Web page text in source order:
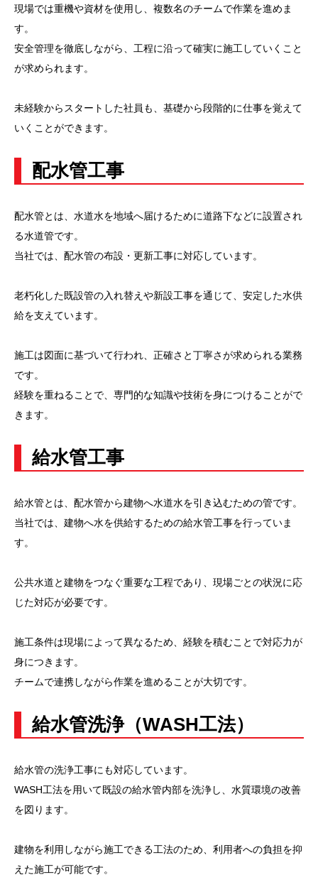
現場では重機や資材を使用し、複数名のチームで作業を進めま
す。
安全管理を徹底しながら、工程に沿って確実に施工していくこと
が求められます。
未経験からスタートした社員も、基礎から段階的に仕事を覚えて
いくことができます。
配水管工事
配水管とは、水道水を地域へ届けるために道路下などに設置され
る水道管です。
当社では、配水管の布設・更新工事に対応しています。
老朽化した既設管の入れ替えや新設工事を通じて、安定した水供
給を支えています。
施工は図面に基づいて行われ、正確さと丁寧さが求められる業務
です。
経験を重ねることで、専門的な知識や技術を身につけることがで
きます。
給水管工事
給水管とは、配水管から建物へ水道水を引き込むための管です。
当社では、建物へ水を供給するための給水管工事を行っていま
す。
公共水道と建物をつなぐ重要な工程であり、現場ごとの状況に応
じた対応が必要です。
施工条件は現場によって異なるため、経験を積むことで対応力が
身につきます。
チームで連携しながら作業を進めることが大切です。
給水管洗浄（WASH工法）
給水管の洗浄工事にも対応しています。
WASH工法を用いて既設の給水管内部を洗浄し、水質環境の改善
を図ります。
建物を利用しながら施工できる工法のため、利用者への負担を抑
えた施工が可能です。